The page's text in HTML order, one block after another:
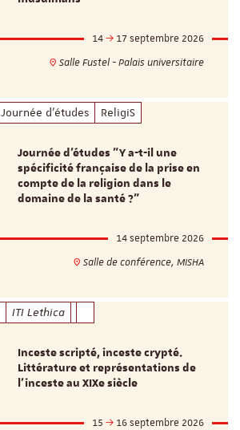
14
17 septembre 2026
Salle Fustel - Palais universitaire
Journée d'études ReligiS
Journée d’études "Y a-t-il une
spécificité française de la prise en
compte de la religion dans le
domaine de la santé ?"
14 septembre 2026
Salle de conférence, MISHA
ITI Lethica
Inceste scripté, inceste crypté.
Littérature et représentations de
l’inceste au XIXe siècle
15
16 septembre 2026